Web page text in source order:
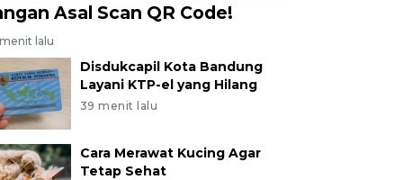
Asal Scan QR Code!
lalu
Disdukcapil Kota Bandung
Layani KTP-el yang Hilang
39 menit lalu
Cara Merawat Kucing Agar
Tetap Sehat